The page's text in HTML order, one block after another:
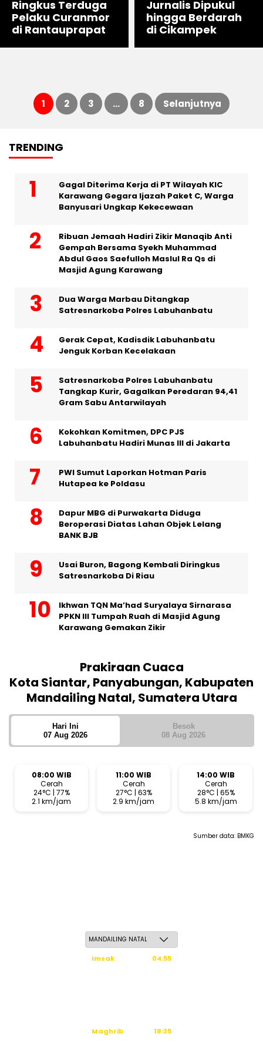
Ringkus Terduga
Pelaku Curanmor
di Rantauprapat
Jurnalis Dipukul
hingga Berdarah
di Cikampek
Paginasi
pos
1 2 3 … 8 Selanjutnya
TRENDING
Gagal Diterima Kerja di PT Wilayah KIC
Karawang Gegara Ijazah Paket C, Warga
Banyusari Ungkap Kekecewaan
Ribuan Jemaah Hadiri Zikir Manaqib Anti
Gempah Bersama Syekh Muhammad
Abdul Gaos Saefulloh Maslul Ra Qs di
Masjid Agung Karawang
Dua Warga Marbau Ditangkap
Satresnarkoba Polres Labuhanbatu
Gerak Cepat, Kadisdik Labuhanbatu
Jenguk Korban Kecelakaan
Satresnarkoba Polres Labuhanbatu
Tangkap Kurir, Gagalkan Peredaran 94,41
Gram Sabu Antarwilayah
Kokohkan Komitmen, DPC PJS
Labuhanbatu Hadiri Munas III di Jakarta
PWI Sumut Laporkan Hotman Paris
Hutapea ke Poldasu
Dapur MBG di Purwakarta Diduga
Beroperasi Diatas Lahan Objek Lelang
BANK BJB
Usai Buron, Bagong Kembali Diringkus
Satresnarkoba Di Riau
Ikhwan TQN Ma’had Suryalaya Sirnarasa
PPKN III Tumpah Ruah di Masjid Agung
Karawang Gemakan Zikir
Prakiraan Cuaca
Kota Siantar, Panyabungan, Kabupaten
Mandailing Natal, Sumatera Utara
Hari Ini
07 Aug 2026
Besok
08 Aug 2026
08:00 WIB
Cerah
24°C | 77%
2.1 km/jam
11:00 WIB
Cerah
27°C | 63%
2.9 km/jam
14:00 WIB
Cerah
28°C | 65%
5.8 km/jam
Sumber data: BMKG
Imsak
04:55
Maghrib
18:35